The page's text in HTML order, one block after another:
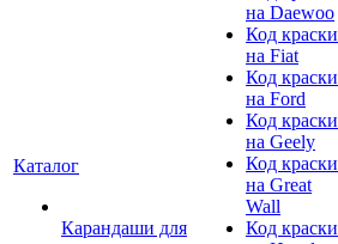
Каталог
Карандаши для
на Daewoo
Код краски
на Fiat
Код краски
на Ford
Код краски
на Geely
Код краски
на Great
Wall
Код краски